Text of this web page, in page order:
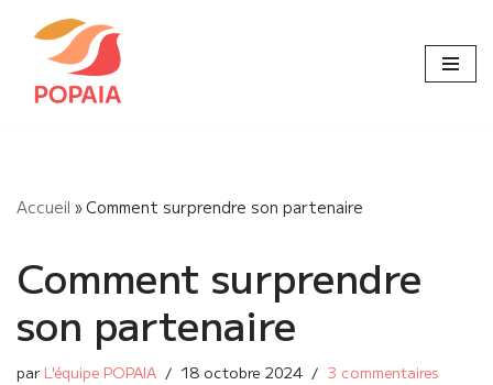
Aller
Accueil » Comment surprendre son partenaire
Comment surprendre
son partenaire
par L'équipe POPAIA 18 octobre 2024 3 commentaires